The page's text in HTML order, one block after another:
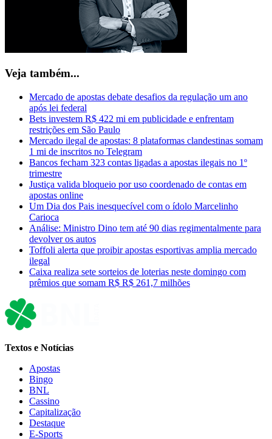
Veja também...
Mercado de apostas debate desafios da regulação um ano
após lei federal
Bets investem R$ 422 mi em publicidade e enfrentam
restrições em São Paulo
Mercado ilegal de apostas: 8 plataformas clandestinas somam
1 mi de inscritos no Telegram
Bancos fecham 323 contas ligadas a apostas ilegais no 1º
trimestre
Justiça valida bloqueio por uso coordenado de contas em
apostas online
Um Dia dos Pais inesquecível com o ídolo Marcelinho
Carioca
Análise: Ministro Dino tem até 90 dias regimentalmente para
devolver os autos
Toffoli alerta que proibir apostas esportivas amplia mercado
ilegal
Caixa realiza sete sorteios de loterias neste domingo com
prêmios que somam R$ R$ 261,7 milhões
Textos e Notícias
Apostas
Bingo
BNL
Cassino
Capitalização
Destaque
E-Sports